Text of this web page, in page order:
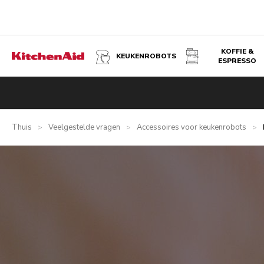
KEUKENROBOTS
KOFFIE &
ESPRESSO
Thuis > Veelgestelde vragen > Accessoires voor keukenrobots >